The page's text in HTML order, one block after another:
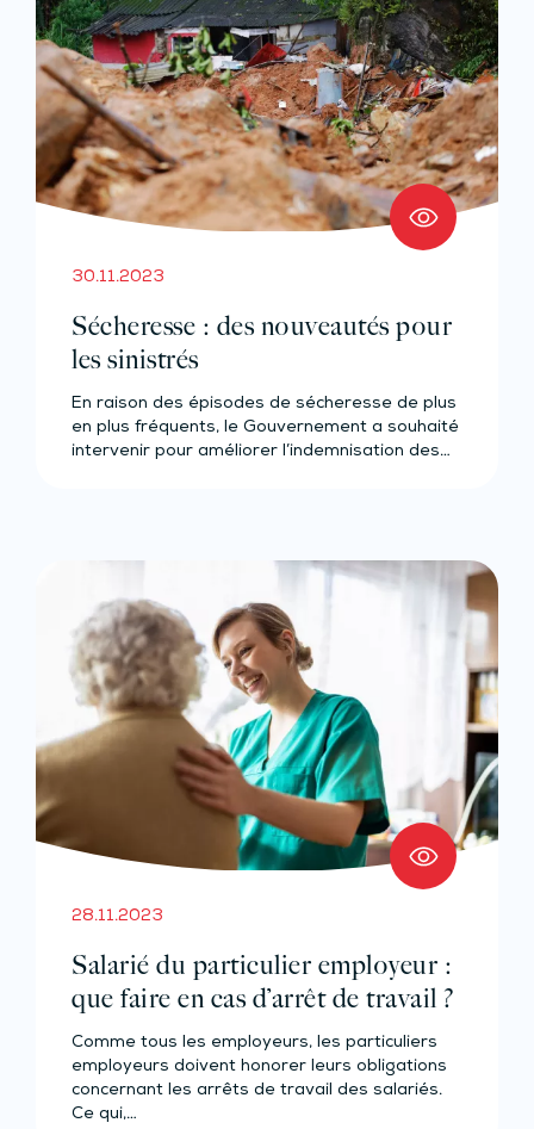
30.11.2023
Sécheresse : des nouveautés pour
les sinistrés
En raison des épisodes de sécheresse de plus
en plus fréquents, le Gouvernement a souhaité
intervenir pour améliorer l’indemnisation des…
28.11.2023
Salarié du particulier employeur :
que faire en cas d’arrêt de travail ?
Comme tous les employeurs, les particuliers
employeurs doivent honorer leurs obligations
concernant les arrêts de travail des salariés.
Ce qui,…